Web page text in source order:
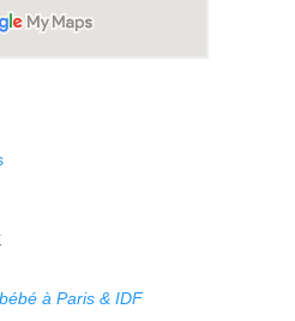
à Paris & IDF